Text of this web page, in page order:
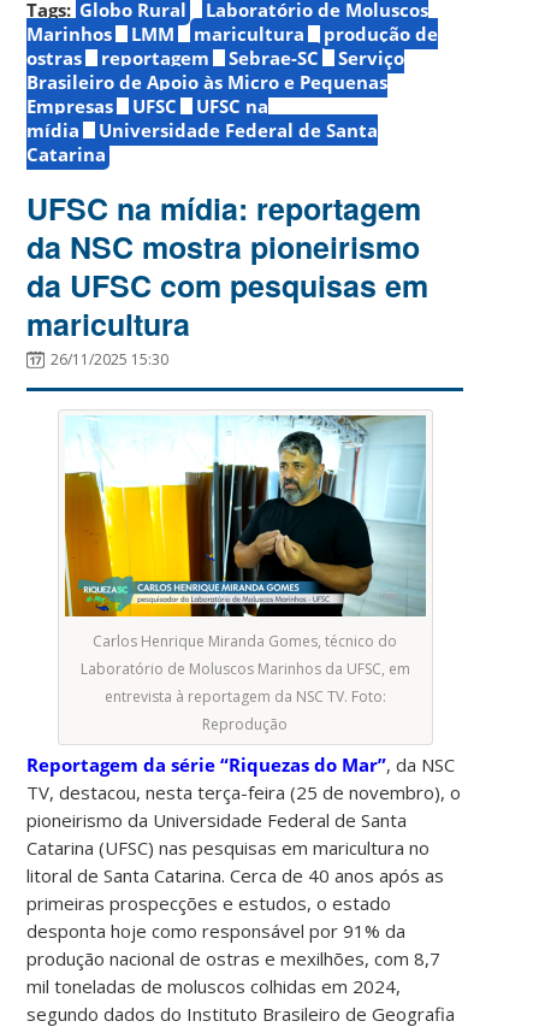
Tags: Globo Rural
Laboratório de Moluscos
Marinhos
LMM maricultura
produção de
ostras
reportagem Sebrae-SC
Serviço
Brasileiro de Apoio às Micro e Pequenas
Empresas
UFSC
UFSC na
mídia
Universidade Federal de Santa
Catarina
UFSC na mídia: reportagem
da NSC mostra pioneirismo
da UFSC com pesquisas em
maricultura
26/11/2025 15:30
Carlos Henrique Miranda Gomes, técnico do
Laboratório de Moluscos Marinhos da UFSC, em
entrevista à reportagem da NSC TV. Foto:
Reprodução
Reportagem da série “Riquezas do Mar”, da NSC
TV, destacou, nesta terça-feira (25 de novembro), o
pioneirismo da Universidade Federal de Santa
Catarina (UFSC) nas pesquisas em maricultura no
litoral de Santa Catarina. Cerca de 40 anos após as
primeiras prospecções e estudos, o estado
desponta hoje como responsável por 91% da
produção nacional de ostras e mexilhões, com 8,7
mil toneladas de moluscos colhidas em 2024,
segundo dados do Instituto Brasileiro de Geografia